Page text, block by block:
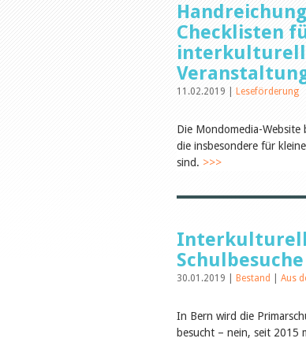
Checklisten
11.02.2019 | Leseförderung
Die Mondomedia-
die insbesondere für
sind. >>>
Schulbesuche
30.01.2019 | Bestand Aus
In Bern wird die
besucht – nein, seit 2015